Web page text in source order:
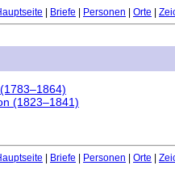
Briefe Personen Orte
(1823–1841)
| Briefe | Personen | Orte |